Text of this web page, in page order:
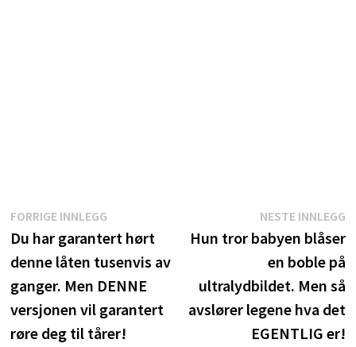
Innleggsnavigasjon
FORRIGE INNLEGGForrige
innlegg:
Du har garantert hørt
denne låten tusenvis av
ganger. Men DENNE
versjonen vil garantert
røre deg til tårer!
NESTE INNLEGG
Hun tror babyen blåser
en boble på
ultralydbildet. Men så
avslører legene hva det
EGENTLIG er!